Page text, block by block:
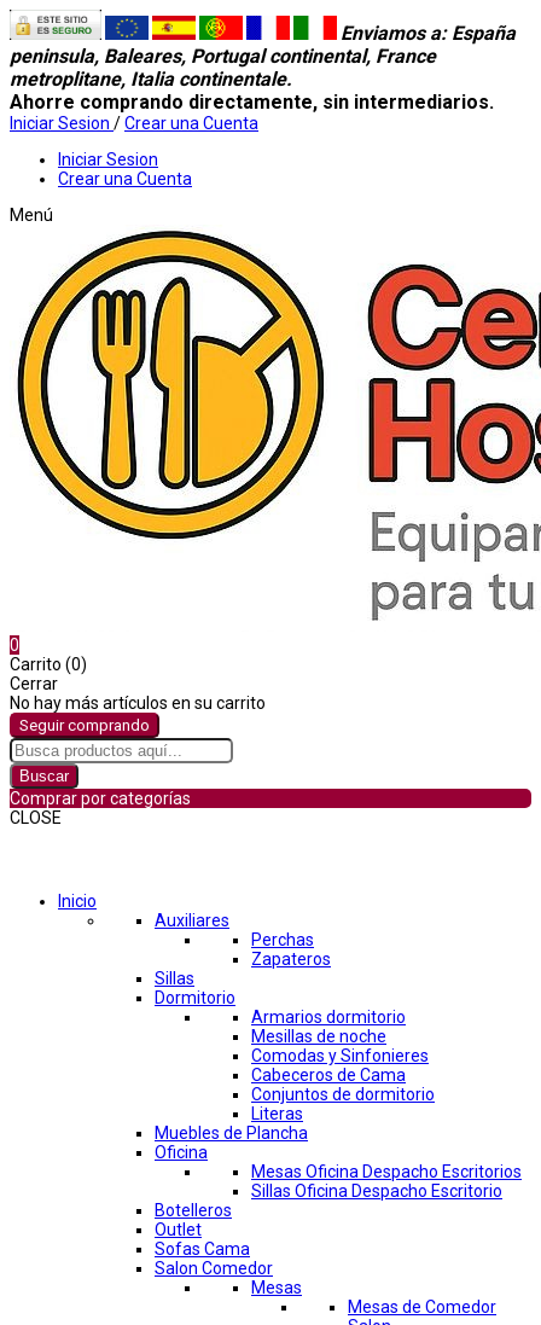
Enviamos a: España
peninsula, Baleares, Portugal continental, France
metroplitane, Italia continentale.
Ahorre comprando directamente, sin intermediarios.
Iniciar Sesion /Crear una Cuenta
Iniciar Sesion
Crear una Cuenta
Menú
0
Carrito (0)
Cerrar
No hay más artículos en su carrito
Seguir comprando
Buscar
Comprar por categorías
CLOSE
Inicio
Auxiliares
Perchas
Zapateros
Sillas
Dormitorio
Armarios dormitorio
Mesillas de noche
Comodas y Sinfonieres
Cabeceros de Cama
Conjuntos de dormitorio
Literas
Muebles de Plancha
Oficina
Mesas Oficina Despacho Escritorios
Sillas Oficina Despacho Escritorio
Botelleros
Outlet
Sofas Cama
Salon Comedor
Mesas
Mesas de Comedor